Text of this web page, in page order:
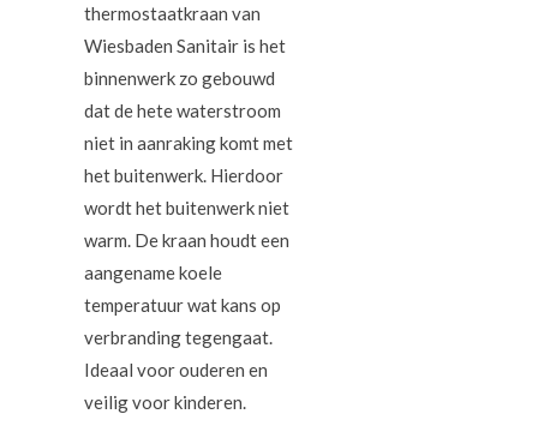
thermostaatkraan van
Wiesbaden Sanitair is het
binnenwerk zo gebouwd
dat de hete waterstroom
niet in aanraking komt met
het buitenwerk. Hierdoor
wordt het buitenwerk niet
warm. De kraan houdt een
aangename koele
temperatuur wat kans op
verbranding tegengaat.
Ideaal voor ouderen en
veilig voor kinderen.